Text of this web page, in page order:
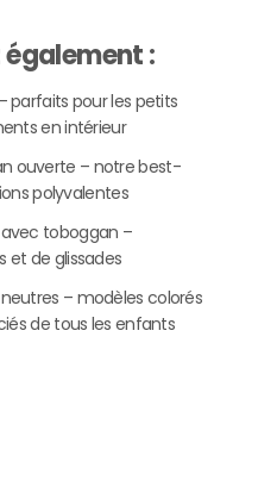
:
parfaits pour les petits
en intérieur
ouverte – notre best-
polyvalentes
toboggan –
et de glissades
– modèles colorés
de tous les enfants